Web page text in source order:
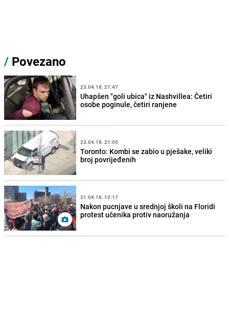
/ Povezano
23.04.18. 21:47
Uhapšen "goli ubica" iz Nashvillea: Četiri
osobe poginule, četiri ranjene
23.04.18. 21:05
Toronto: Kombi se zabio u pješake, veliki
broj povrijeđenih
21.04.18. 12:17
Nakon pucnjave u srednjoj školi na Floridi
protest učenika protiv naoružanja